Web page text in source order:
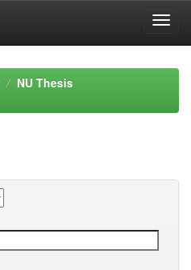
NU Thesis